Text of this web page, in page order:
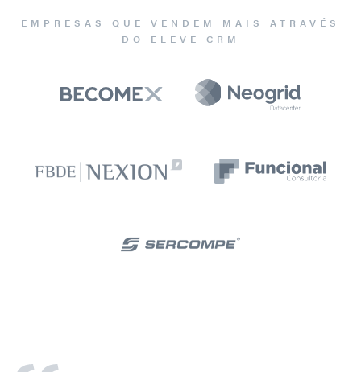
EMPRESAS QUE VENDEM MAIS ATRAVÉS
DO ELEVE CRM